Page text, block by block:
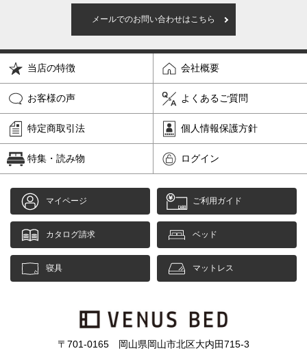
メールでのお問い合わせはこちら
当店の特徴 会社概要
お客様の声 よくあるご質問
特定商取引法 個人情報保護方針
特集・読み物 ログイン
マイページ ご利用ガイド
カタログ請求 ベッド
寝具 マットレス
〒701-0165 岡山県岡山市北区大内田715-3